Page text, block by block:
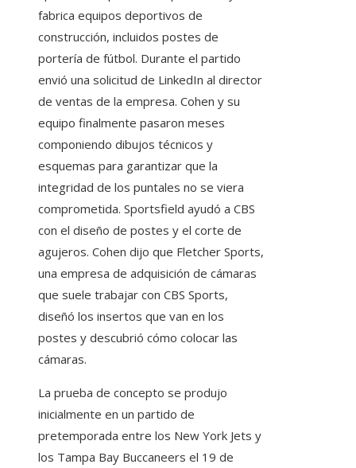
fabrica equipos deportivos de
construcción, incluidos postes de
portería de fútbol. Durante el partido
envió una solicitud de LinkedIn al director
de ventas de la empresa. Cohen y su
equipo finalmente pasaron meses
componiendo dibujos técnicos y
esquemas para garantizar que la
integridad de los puntales no se viera
comprometida. Sportsfield ayudó a CBS
con el diseño de postes y el corte de
agujeros. Cohen dijo que Fletcher Sports,
una empresa de adquisición de cámaras
que suele trabajar con CBS Sports,
diseñó los insertos que van en los
postes y descubrió cómo colocar las
cámaras.
La prueba de concepto se produjo
inicialmente en un partido de
pretemporada entre los New York Jets y
los Tampa Bay Buccaneers el 19 de